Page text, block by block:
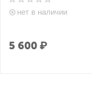
нет в наличии
5 600₽